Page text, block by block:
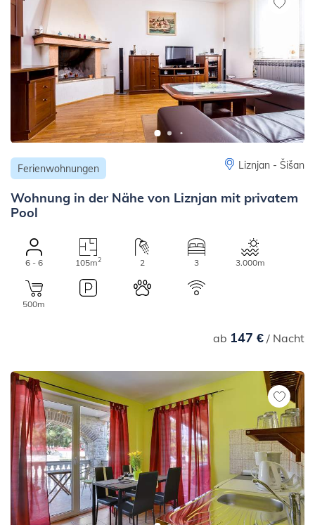
Ferienwohnungen Liznjan - Šišan
Wohnung in der Nähe von Liznjan mit privatem
Pool
6 - 6 105m2 2 3 3.000m
500m
ab 147 €/ Nacht